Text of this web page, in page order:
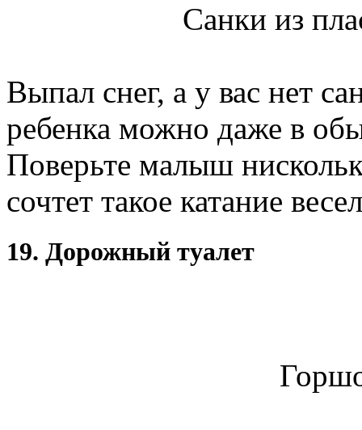
Санки из
Выпал снег, а у вас нет
ребенка можно даже в
Поверьте малыш
сочтет такое катание
19. Дорожный туалет